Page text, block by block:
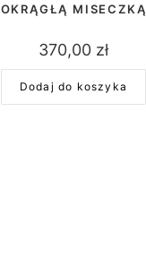
OKRĄGŁĄ MISECZKĄ
370,00 zł
Dodaj do koszyka